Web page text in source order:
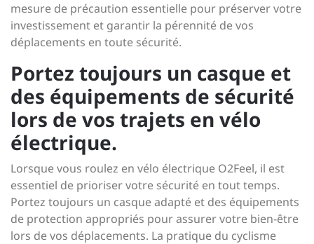
mesure de précaution essentielle pour préserver votre
investissement et garantir la pérennité de vos
déplacements en toute sécurité.
Portez toujours un casque et
des équipements de sécurité
lors de vos trajets en vélo
électrique.
Lorsque vous roulez en vélo électrique O2Feel, il est
essentiel de prioriser votre sécurité en tout temps.
Portez toujours un casque adapté et des équipements
de protection appropriés pour assurer votre bien-être
lors de vos déplacements. La pratique du cyclisme